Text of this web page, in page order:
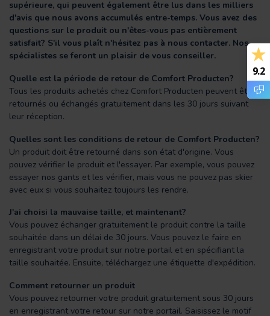
supérieure, qui peuvent également être lus dans les milliers
d'avis que nous avons accumulés entre-temps. Vous avez des
questions sur le produit ou n'êtes-vous pas entièrement
satisfait? S'il vous plaît n'hésitez pas à nous contacter. Nos
spécialistes se feront un plaisir de vous conseiller.
Quelle est la période de retour de Comfort Producten?
Tous les produits achetés chez Comfort Producten peuvent être
retournés ou échangés gratuitement dans les 30 jours suivant
leur réception.
Quelles sont les conditions de retour de Comfort Producten?
Un produit doit être retourné dans son état d'origine. Vous
pouvez vérifier le produit et l'essayer. Par exemple, vous pouvez
essayer nos gants et les vérifier, mais vous ne pouvez pas skier
avec eux si vous souhaitez toujours les rendre.
J'ai choisi la mauvaise taille, et maintenant?
Vous pouvez échanger gratuitement le produit contre la taille
souhaitée dans un délai de 30 jours. Vous pouvez le faire en
enregistrant votre produit sur notre portail et en spécifiant la
taille souhaitée. Ensuite, téléchargez une étiquette d'expédition.
Comment retourner un produit
Vous pouvez retourner votre produit gratuitement sous 30 jours
en enregistrant votre retour sur notre portail. Saisissez le motif
9.2